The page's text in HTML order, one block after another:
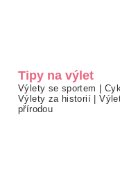
Tipy na výlet
Výlety se sportem |
Výlety za historií |
přírodou